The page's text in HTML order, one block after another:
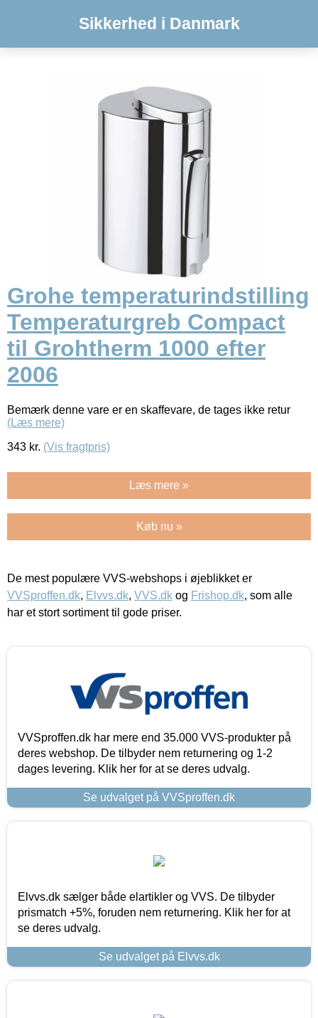
Sikkerhed i Danmark
Grohe temperaturindstilling
Temperaturgreb Compact
til Grohtherm 1000 efter
2006
Bemærk denne vare er en skaffevare, de tages ikke retur
(Læs mere)
343 kr. (Vis fragtpris)
Læs mere »
Køb nu »
De mest populære VVS-webshops i øjeblikket er
VVSproffen.dk, Elvvs.dk, VVS.dk og Frishop.dk, som alle
har et stort sortiment til gode priser.
VVSproffen.dk har mere end 35.000 VVS-produkter på
deres webshop. De tilbyder nem returnering og 1-2
dages levering. Klik her for at se deres udvalg.
Se udvalget på VVSproffen.dk
Elvvs.dk sælger både elartikler og VVS. De tilbyder
prismatch +5%, foruden nem returnering. Klik her for at
se deres udvalg.
Se udvalget på Elvvs.dk